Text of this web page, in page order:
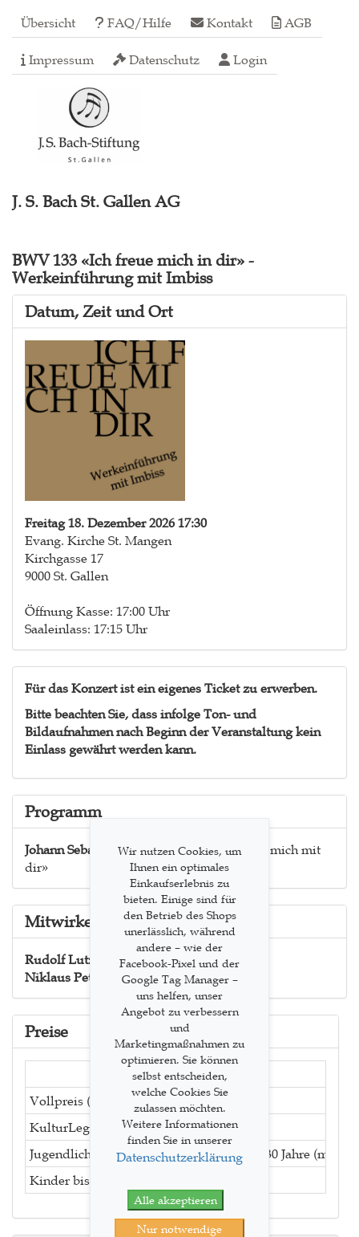
Übersicht FAQ/Hilfe Kontakt AGB
Impressum Datenschutz Login
J. S. Bach St. Gallen AG
BWV 133 «Ich freue mich in dir» -
Werkeinführung mit Imbiss
Datum, Zeit und Ort
Freitag 18. Dezember 2026 17:30
Evang. Kirche St. Mangen
Kirchgasse 17
9000 St. Gallen
Öffnung Kasse: 17:00 Uhr
Saaleinlass: 17:15 Uhr
Für das Konzert ist ein eigenes Ticket zu erwerben.
Bitte beachten Sie, dass infolge Ton- und
Bildaufnahmen nach Beginn der Veranstaltung kein
Einlass gewährt werden kann.
Programm
Johann Sebastian BachBWV 133 «Ich freue mich mit
dir»
Mitwirkende
Rudolf Lutz
Werkeinführung
Niklaus Peter
Werkeinführung
Preise
Vollpreis (mit Imbiss)
KulturLegi (mit Imbiss)
Jugendliche bis 25 Jahre, Studierende bis 30 Jahre (mit
Kinder bis 12 Jahre (mit Imbiss)
Wir nutzen Cookies, um
Ihnen ein optimales
Einkaufserlebnis zu
bieten. Einige sind für
den Betrieb des Shops
unerlässlich, während
andere – wie der
Facebook-Pixel und der
Google Tag Manager –
uns helfen, unser
Angebot zu verbessern
und
Marketingmaßnahmen zu
optimieren. Sie können
selbst entscheiden,
welche Cookies Sie
zulassen möchten.
Weitere Informationen
finden Sie in unserer
Datenschutzerklärung
Alle akzeptieren
Nur notwendige